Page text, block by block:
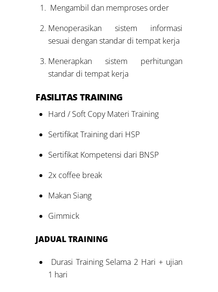
Mengambil dan memproses order
Menoperasikan sistem informasi
sesuai dengan standar di tempat kerja
Menerapkan sistem perhitungan
standar di tempat kerja
FASILITAS TRAINING
Hard / Soft Copy Materi Training
Sertifikat Training dari HSP
Sertifikat Kompetensi dari BNSP
2x coffee break
Makan Siang
Gimmick
JADUALTRAINING
Durasi Training Selama 2 Hari + ujian
1 hari